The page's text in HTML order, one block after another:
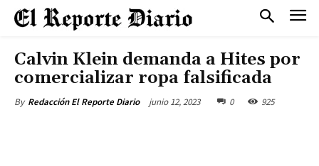
Calvin Klein demanda a Hites por
comercializar ropa falsificada
By Redacción El Reporte Diario junio 12, 2023 0 925